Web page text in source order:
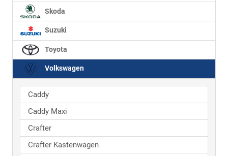
Skoda
Suzuki
Toyota
Volkswagen
Caddy
Caddy Maxi
Crafter
Crafter Kastenwagen